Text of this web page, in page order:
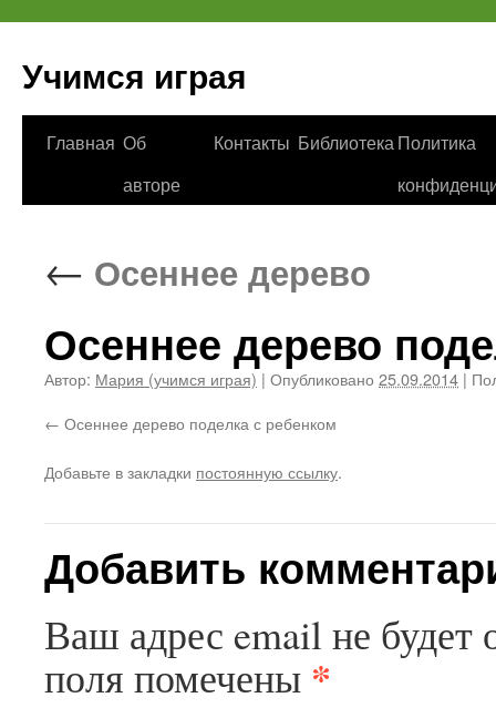
Учимся играя
Перейти
Главная Об
авторе
Контакты Библиотека Политика
← Осеннее дерево
Осеннее дерево
Автор: Мария (учимся играя) | Опубликовано 25.09.2014 |
Осеннее дерево поделка с ребенком
Добавьте в закладки постоянную ссылку.
Добавить
Ваш адрес email не будет
поля помечены *